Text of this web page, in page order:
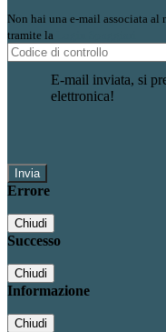
Non hai una e-mail associata al
tramite la
E-mail inviata, si
elettronica!
Errore
Chiudi
Successo
Chiudi
Informazione
Chiudi